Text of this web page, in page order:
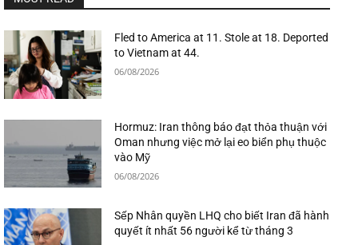
Fled to America at 11. Stole at 18. Deported
to Vietnam at 44.
06/08/2026
Hormuz: Iran thông báo đạt thỏa thuận với
Oman nhưng việc mở lại eo biển phụ thuộc
vào Mỹ
06/08/2026
Sếp Nhân quyền LHQ cho biết Iran đã hành
quyết ít nhất 56 người kể từ tháng 3